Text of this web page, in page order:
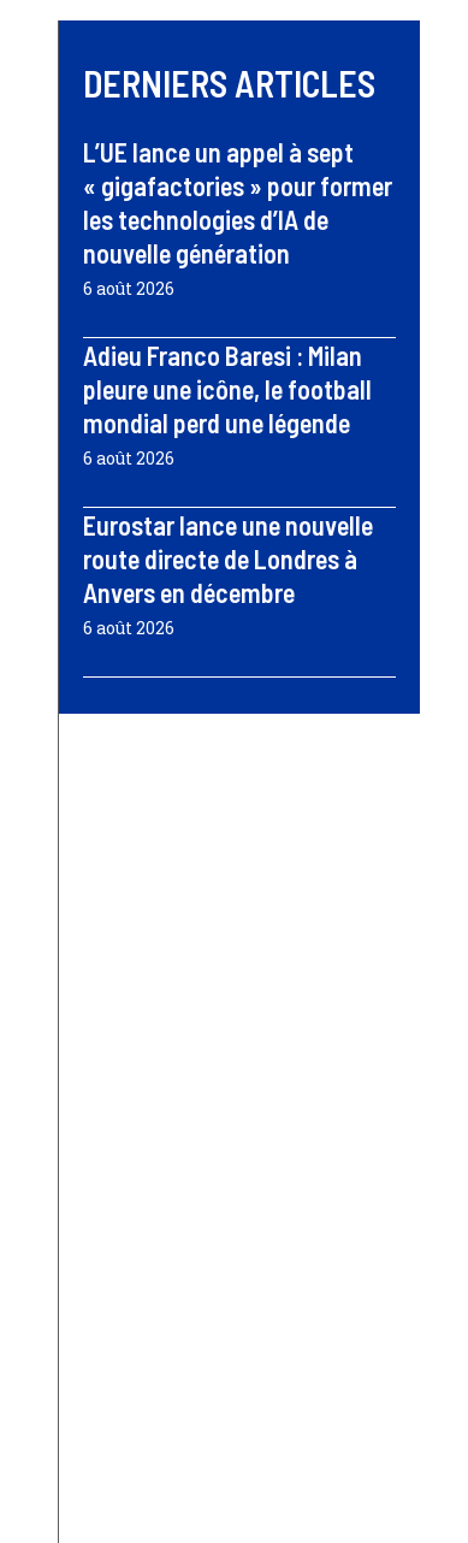
DERNIERS ARTICLES
L’UE lance un appel à sept
« gigafactories » pour former
les technologies d’IA de
nouvelle génération
6 août 2026
Adieu Franco Baresi : Milan
pleure une icône, le football
mondial perd une légende
6 août 2026
Eurostar lance une nouvelle
route directe de Londres à
Anvers en décembre
6 août 2026